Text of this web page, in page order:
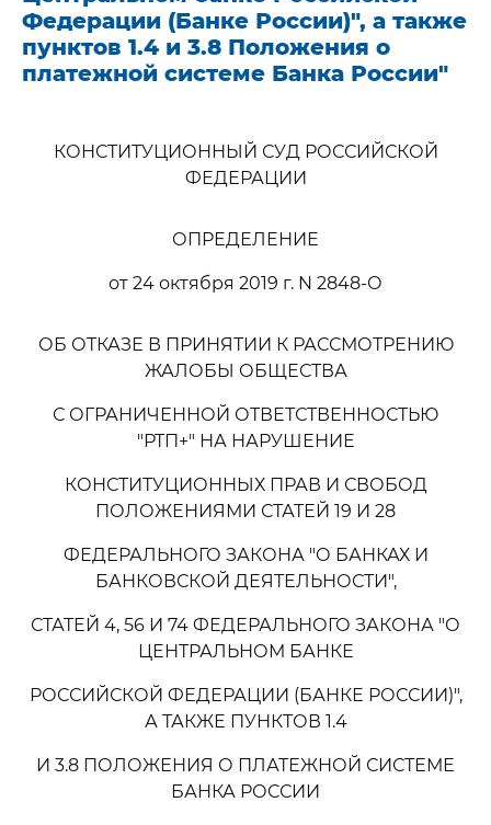
Федерации (Банке России)", а также
пунктов 1.4 и 3.8 Положения о
платежной системе Банка России"
КОНСТИТУЦИОННЫЙ СУД РОССИЙСКОЙ
ФЕДЕРАЦИИ
ОПРЕДЕЛЕНИЕ
от 24 октября 2019 г. N 2848-О
ОБ ОТКАЗЕ В ПРИНЯТИИ К РАССМОТРЕНИЮ
ЖАЛОБЫ ОБЩЕСТВА
С ОГРАНИЧЕННОЙ ОТВЕТСТВЕННОСТЬЮ
"РТП+" НА НАРУШЕНИЕ
КОНСТИТУЦИОННЫХ ПРАВ И СВОБОД
ПОЛОЖЕНИЯМИ СТАТЕЙ 19 И 28
ФЕДЕРАЛЬНОГО ЗАКОНА "О БАНКАХ И
БАНКОВСКОЙ ДЕЯТЕЛЬНОСТИ",
СТАТЕЙ 4, 56 И 74 ФЕДЕРАЛЬНОГО ЗАКОНА "О
ЦЕНТРАЛЬНОМ БАНКЕ
РОССИЙСКОЙ ФЕДЕРАЦИИ (БАНКЕ РОССИИ)",
А ТАКЖЕ ПУНКТОВ 1.4
И 3.8 ПОЛОЖЕНИЯ О ПЛАТЕЖНОЙ СИСТЕМЕ
БАНКА РОССИИ